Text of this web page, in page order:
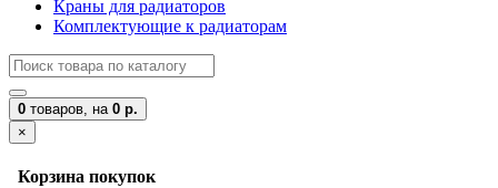
Краны для радиаторов
Комплектующие к радиаторам
0 товаров, на 0 р.
×
Корзина покупок